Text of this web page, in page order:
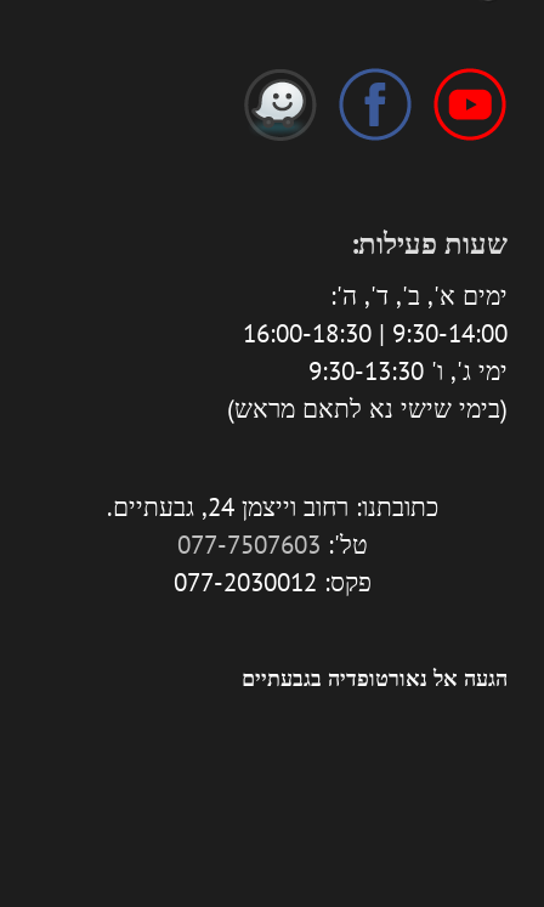
שעות פעילות:
ימים א', ב', ד', ה':
9:30-14:00 | 16:00-18:30
ימי ג', ו' 9:30-13:30
(בימי שישי נא לתאם מראש)
כתובתנו: רחוב וייצמן 24, גבעתיים.
טל': 077-7507603
פקס: 077-2030012
הגעה אל נאורטופדיה בגבעתיים